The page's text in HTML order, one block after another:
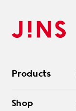
Products
サングラス
Shop